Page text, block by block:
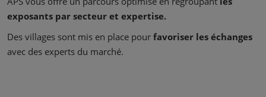
exposants par secteur et expertise.
Des villages sont mis en place pour favoriser les échanges
avec des experts du marché.